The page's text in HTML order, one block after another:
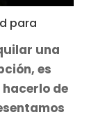
para
una
es
de